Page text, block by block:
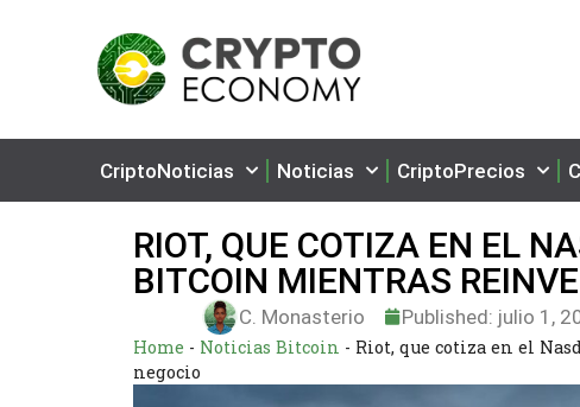
CriptoNoticias Noticias CriptoPrecios
RIOT, QUE COTIZA EN EL
BITCOIN MIENTRAS
C. Monasterio Published: julio 1,
Home - Noticias Bitcoin - Riot, que cotiza en el
negocio